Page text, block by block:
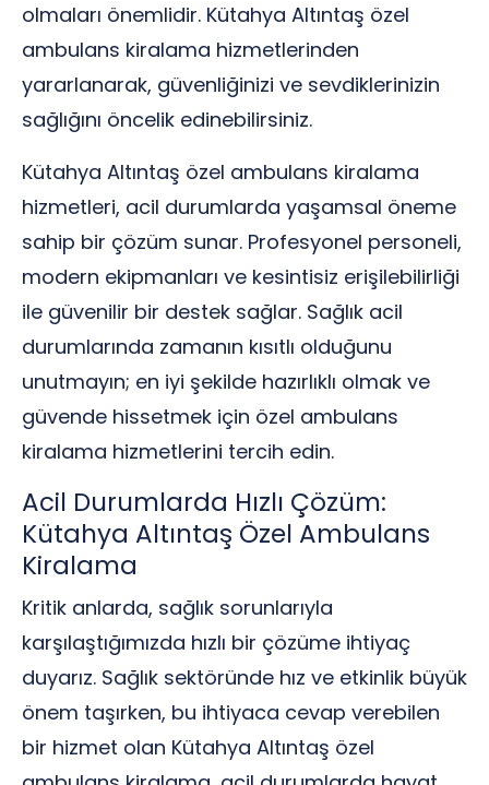
olmaları önemlidir. Kütahya Altıntaş özel
ambulans kiralama hizmetlerinden
yararlanarak, güvenliğinizi ve sevdiklerinizin
sağlığını öncelik edinebilirsiniz.
Kütahya Altıntaş özel ambulans kiralama
hizmetleri, acil durumlarda yaşamsal öneme
sahip bir çözüm sunar. Profesyonel personeli,
modern ekipmanları ve kesintisiz erişilebilirliği
ile güvenilir bir destek sağlar. Sağlık acil
durumlarında zamanın kısıtlı olduğunu
unutmayın; en iyi şekilde hazırlıklı olmak ve
güvende hissetmek için özel ambulans
kiralama hizmetlerini tercih edin.
Acil Durumlarda Hızlı Çözüm:
Kütahya Altıntaş Özel Ambulans
Kiralama
Kritik anlarda, sağlık sorunlarıyla
karşılaştığımızda hızlı bir çözüme ihtiyaç
duyarız. Sağlık sektöründe hız ve etkinlik büyük
önem taşırken, bu ihtiyaca cevap verebilen
bir hizmet olan Kütahya Altıntaş özel